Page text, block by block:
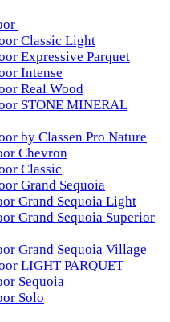
Classic Light
Expressive Parquet
Intense
Real Wood
STONE MINERAL
by Classen Pro Nature
Chevron
Classic
Grand Sequoia
Grand Sequoia Light
Grand Sequoia Superior
Grand Sequoia Village
LIGHT PARQUET
Sequoia
Solo